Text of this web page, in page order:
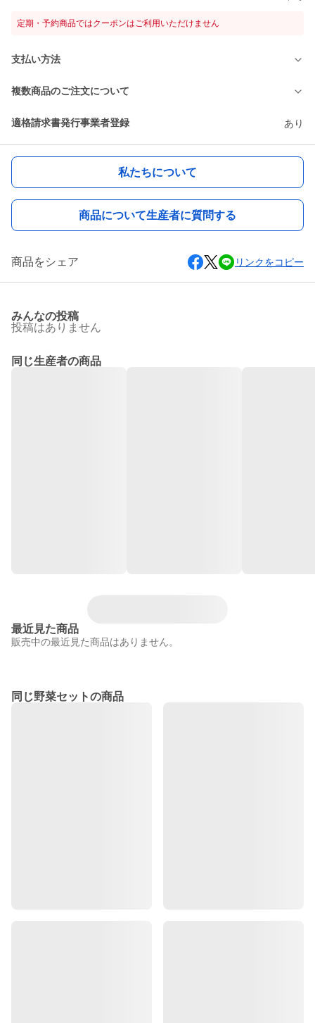
定期・予約商品ではクーポンはご利用いただけません
支払い方法
複数商品のご注文について
適格請求書発行事業者登録 あり
私たちについて
商品について生産者に質問する
商品をシェア リンクをコピー
みんなの投稿
投稿はありません
同じ生産者の商品
最近見た商品
販売中の最近見た商品はありません。
同じ野菜セットの商品